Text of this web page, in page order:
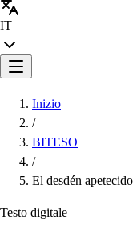
IT
Inizio
/
BITESO
/
El desdén apetecido
Testo digitale